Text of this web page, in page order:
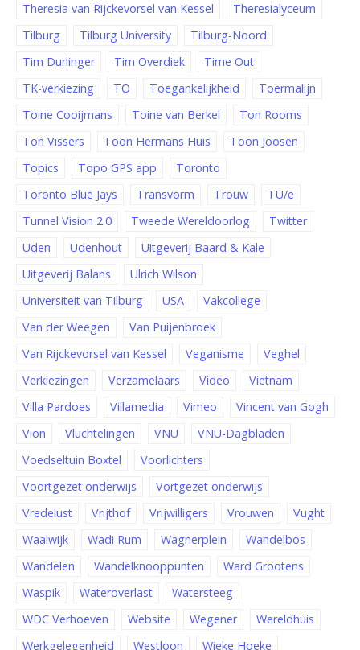
Theresia van Rijckevorsel van Kessel
Theresialyceum
Tilburg
Tilburg University
Tilburg-Noord
Tim Durlinger
Tim Overdiek
Time Out
TK-verkiezing
TO Toegankelijkheid
Toermalijn
Toine Cooijmans
Toine van Berkel
Ton Rooms
Ton Vissers
Toon Hermans Huis
Toon Joosen
Topics
Topo GPS app
Toronto
Toronto Blue Jays
Transvorm Trouw
TU/e
Tunnel Vision 2.0
Tweede Wereldoorlog
Twitter
Uden
Udenhout
Uitgeverij Baard & Kale
Uitgeverij Balans
Ulrich Wilson
Universiteit van Tilburg
USA
Vakcollege
Van der Weegen
Van Puijenbroek
Van Rijckevorsel van Kessel
Veganisme
Veghel
Verkiezingen
Verzamelaars Video
Vietnam
Villa Pardoes
Villamedia Vimeo
Vincent van Gogh
Vion
Vluchtelingen VNU
VNU-Dagbladen
Voedseltuin Boxtel
Voorlichters
Voortgezet onderwijs
Vortgezet onderwijs
Vredelust
Vrijthof Vrijwilligers Vrouwen
Vught
Waalwijk
Wadi Rum Wagnerplein
Wandelbos
Wandelen
Wandelknooppunten
Ward Grootens
Waspik
Wateroverlast
Watersteeg
WDC Verhoeven
Website Wegener
Wereldhuis
Werkgelegenheid
Westloon Wieke Hoeke